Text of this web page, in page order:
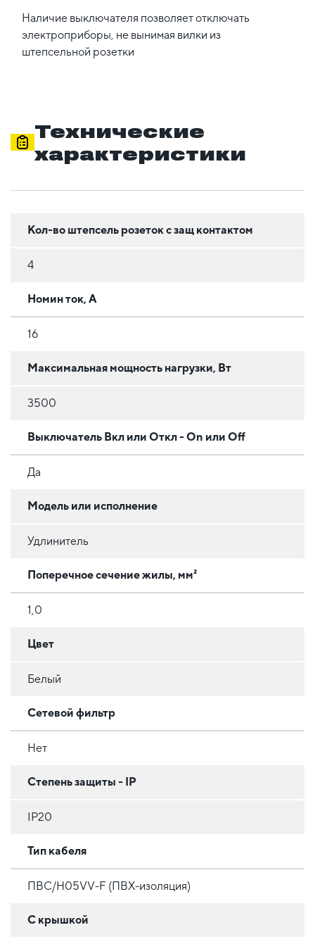
Наличие выключателя позволяет отключать
электроприборы, не вынимая вилки из
штепсельной розетки
Технические
характеристики
Кол-во штепсель розеток с защ контактом
4
Номин ток, А
16
Максимальная мощность нагрузки, Вт
3500
Выключатель Вкл или Откл - On или Off
Да
Модель или исполнение
Удлинитель
Поперечное сечение жилы, мм²
1,0
Цвет
Белый
Сетевой фильтр
Нет
Степень защиты - IP
IP20
Тип кабеля
ПВС/H05VV-F (ПВХ-изоляция)
С крышкой